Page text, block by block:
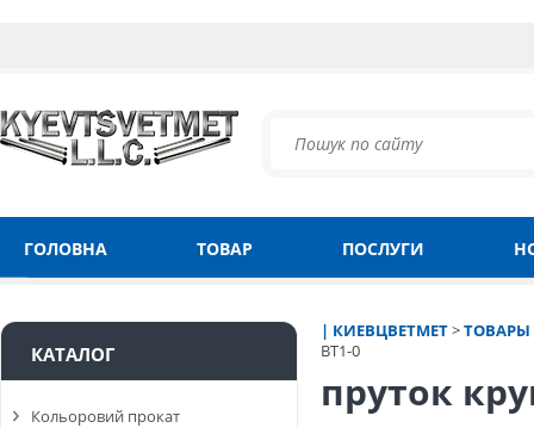
ГОЛОВНА ТОВАР ПОСЛУГИ
| КИЕВЦВЕТМЕТ>ТОВАРЫ
ВТ1-0
пруток
КАТАЛОГ
Кольоровий прокат